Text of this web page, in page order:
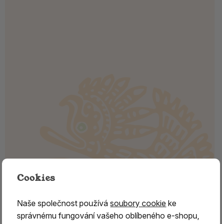
Cookies
Naše společnost používásoubory cookie ke
správnému fungování vašeho oblíbeného e-shopu,